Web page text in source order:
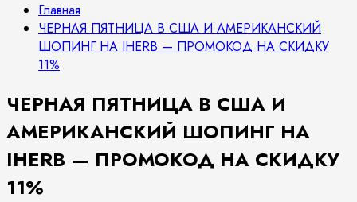
Главная
ЧЕРНАЯ ПЯТНИЦА В США И АМЕРИКАНСКИЙ
ШОПИНГ НА IHERB — ПРОМОКОД НА СКИДКУ
11%
ЧЕРНАЯ ПЯТНИЦА В США И
АМЕРИКАНСКИЙ ШОПИНГ НА
IHERB — ПРОМОКОД НА СКИДКУ
11%